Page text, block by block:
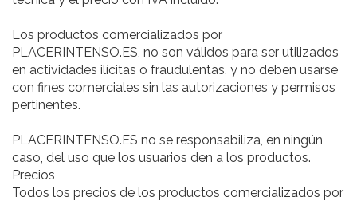
Los productos comercializados por
PLACERINTENSO.ES, no son válidos para ser utilizados
en actividades ilícitas o fraudulentas, y no deben usarse
con fines comerciales sin las autorizaciones y permisos
pertinentes.
PLACERINTENSO.ES no se responsabiliza, en ningún
caso, del uso que los usuarios den a los productos.
Precios
Todos los precios de los productos comercializados por